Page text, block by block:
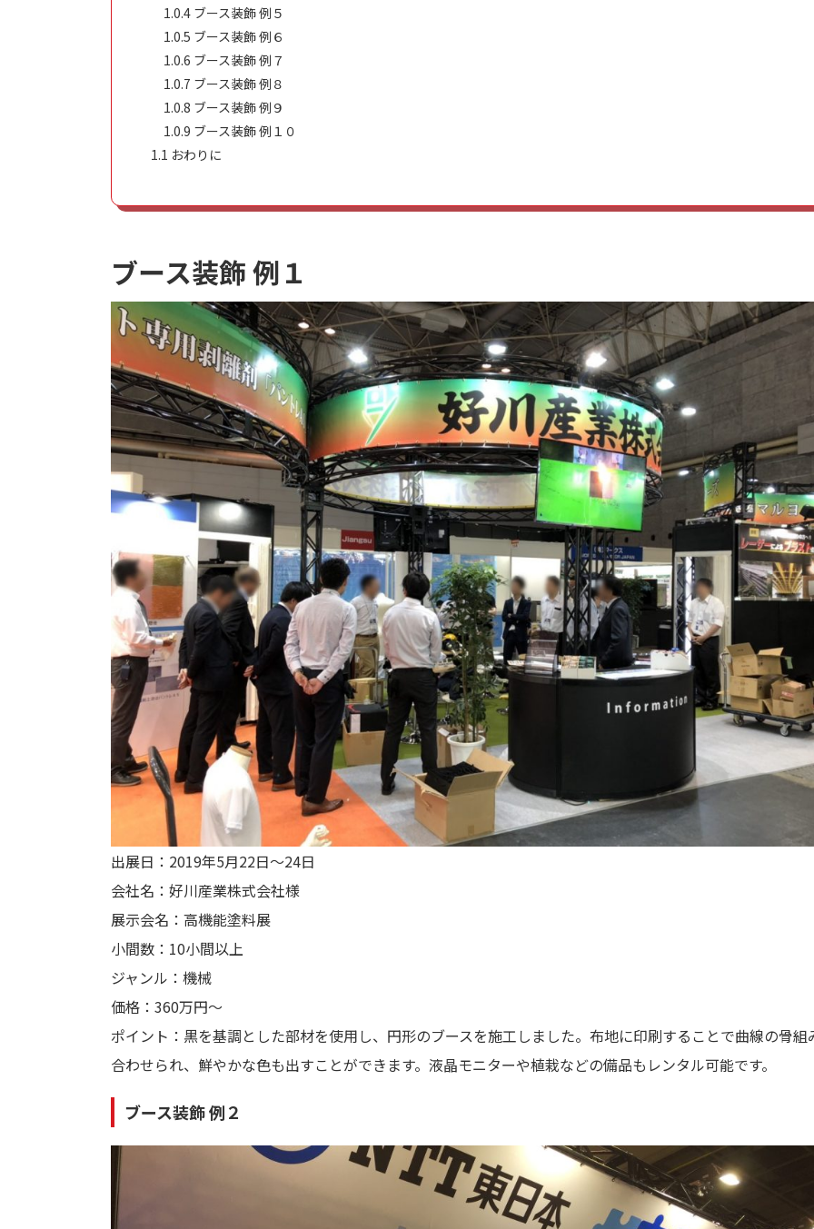
1.0.4ブース装飾 例５
1.0.5 ブース装飾 例６
1.0.6 ブース装飾 例７
1.0.7 ブース装飾 例８
1.0.8 ブース装飾 例９
1.0.9 ブース装飾 例１０
1.1 おわりに
ブース装飾 例１
出展日：2019年5月22日～24日
会社名：好川産業株式会社様
展示会名：高機能塗料展
小間数：10小間以上
ジャンル：機械
価格：360万円～
ポイント：黒を基調とした部材を使用し、円形のブースを施工しました。布地に印刷することで曲線の骨組
合わせられ、鮮やかな色も出すことができます。液晶モニターや植栽などの備品もレンタル可能です。
ブース装飾 例２